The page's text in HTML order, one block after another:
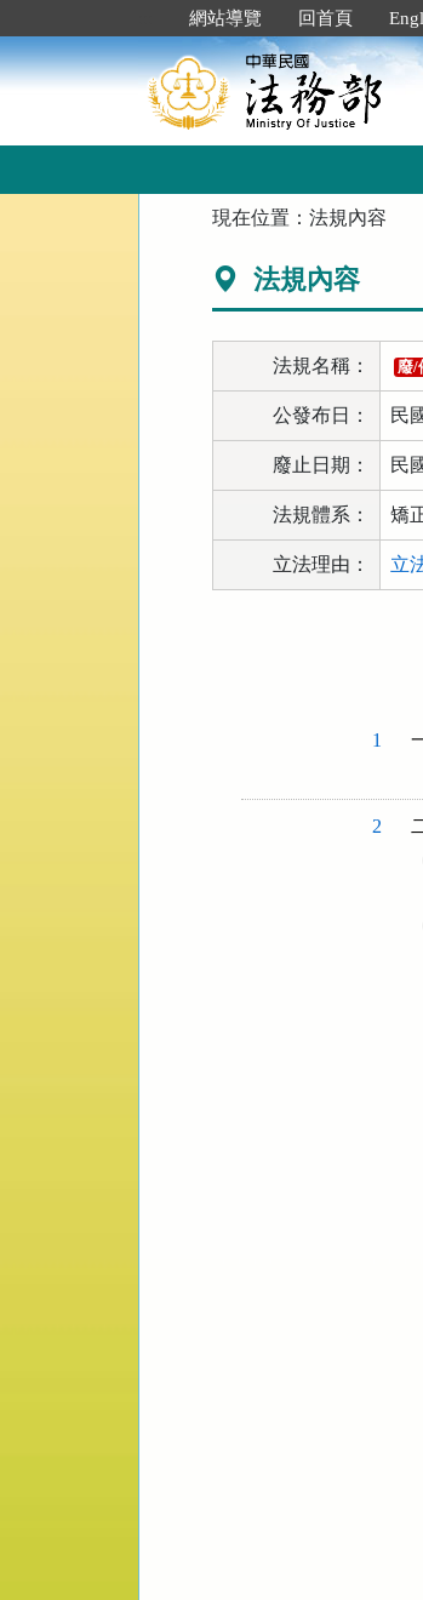
到
主
要
網站導覽 回首頁
現在位置：法規內容
法規內容
法規名稱： 廢/
公發布日： 民
廢止日期： 民
法規體系： 矯
立法理由： 立
1
2